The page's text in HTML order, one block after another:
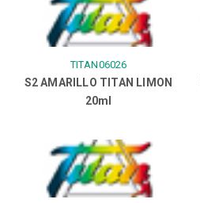
TITAN06026
S2 AMARILLO TITAN LIMON
20ml